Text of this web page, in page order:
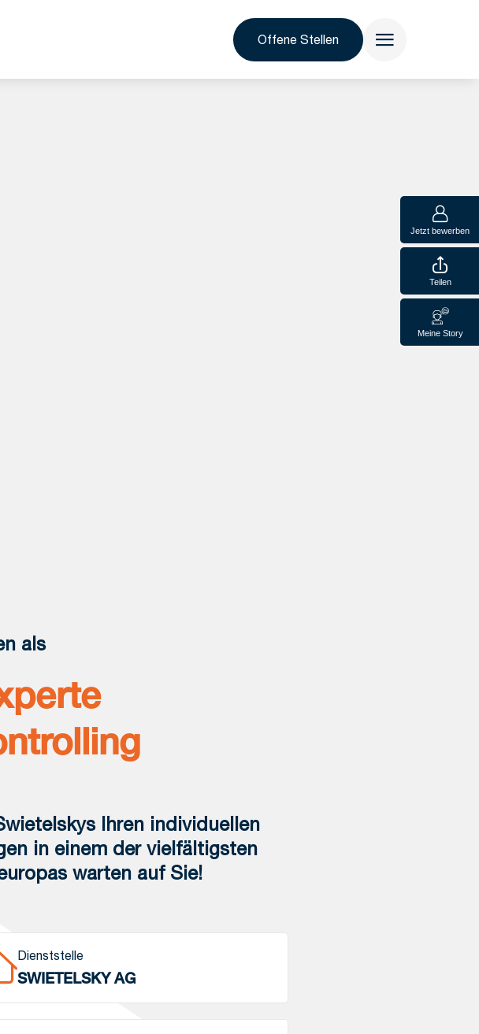
Offene Stellen
als
Ihren individuellen
in einem der vielfältigsten
warten auf Sie!
Dienststelle
SWIETELSKY AG
Jetzt bewerben
Teilen
Meine Story